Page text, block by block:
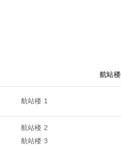
航站楼
航站楼 1
航站楼 2
航站楼 3